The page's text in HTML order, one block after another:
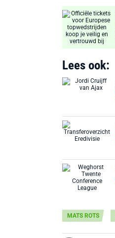
Lees ook:
MATS ROTS